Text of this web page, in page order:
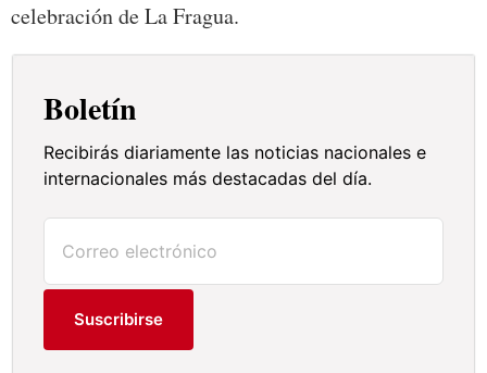
celebración de La Fragua.
Boletín
Recibirás diariamente las noticias nacionales e
internacionales más destacadas del día.
Suscribirse